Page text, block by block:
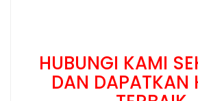
HUBUNGI KAMI
DAN DAPATKAN